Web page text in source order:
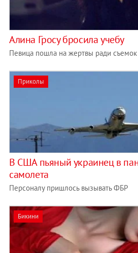
Алина Гросу бросила учебу
Певица пошла на жертвы ради
Приколы
В США пьяный украинец в
самолета
Персоналу пришлось вызывать ФБР
Бикини